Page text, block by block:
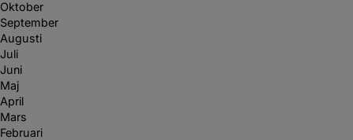
Oktober
September
Augusti
Juli
Juni
Maj
April
Mars
Februari